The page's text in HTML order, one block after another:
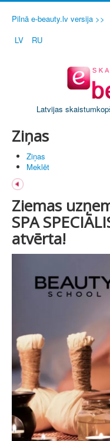
Pilnā e-beauty.lv versija >>
LV
RU
Latvijas
Ziņas
Ziņas
Meklēt
Ziemas
SPA
atvērta!